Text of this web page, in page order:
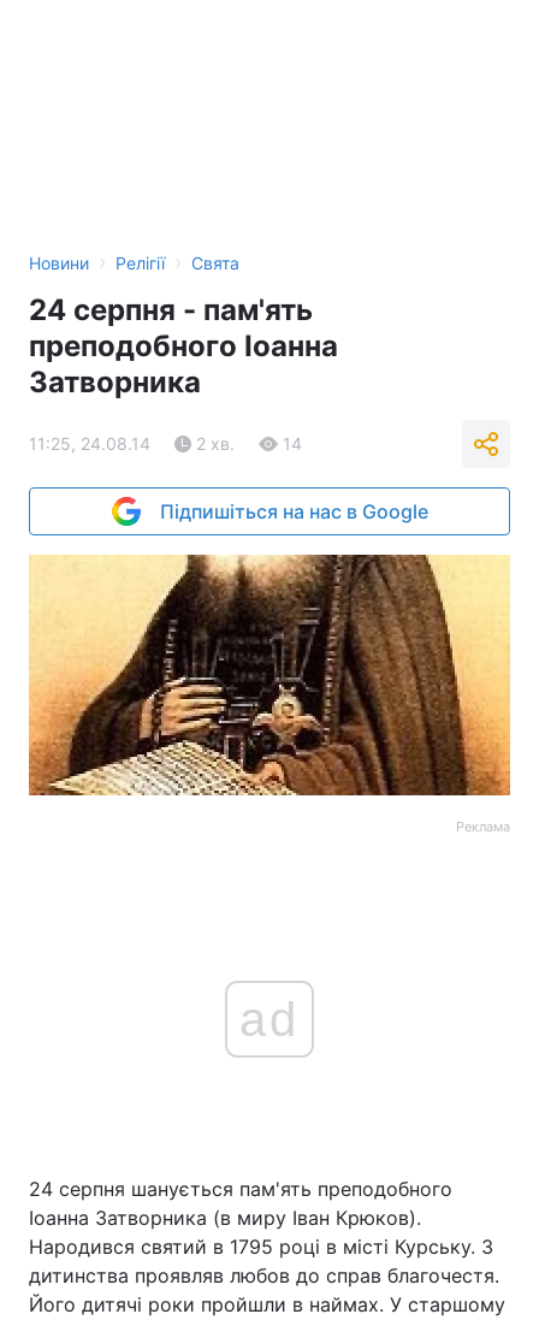
Новини › Релігії › Свята
24 серпня - пам'ять
преподобного Іоанна
Затворника
11:25, 24.08.14 2 хв. 14
Підпишіться на нас в Google
Реклама
ad
24 серпня шанується пам'ять преподобного
Іоанна Затворника (в миру Іван Крюков).
Народився святий в 1795 році в місті Курську. З
дитинства проявляв любов до справ благочестя.
Його дитячі роки пройшли в наймах. У старшому